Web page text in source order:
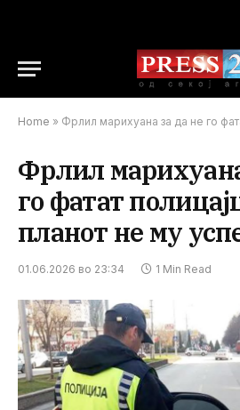
Home » Фрлил марихуана за да не го фатат
Фрлил
го фатат
планот не му
01.06.2026 во 23:34 1 Min Read